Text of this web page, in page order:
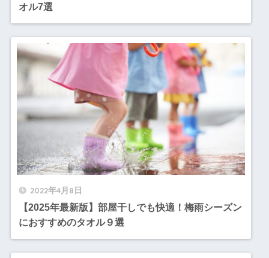
オル7選
2022年4月8日
【2025年最新版】部屋干しでも快適！梅雨シーズン
におすすめのタオル９選